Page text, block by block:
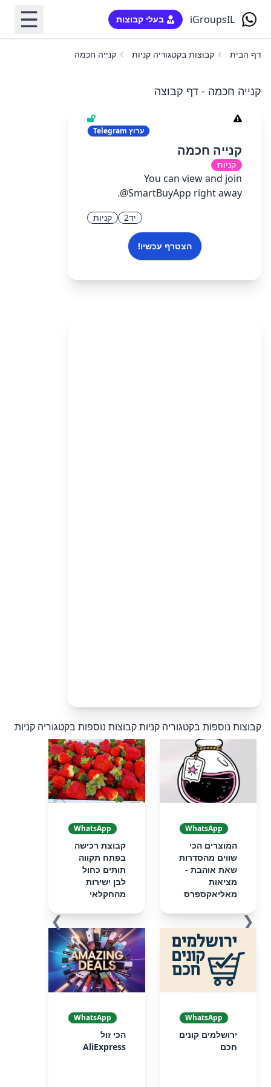
iGroupsIL בעלי קבוצות ☰
דף הבית קבוצות בקטגוריה קניות קנייה חכמה
קנייה חכמה - דף קבוצה
ערוץ
קנייה חכמה
קניות
You can view and join
@SmartBuyApp right away.
יד2 קניות
הצטרף עכשיו!
קבוצות נוספות בקטגוריה קניותקבוצות נוספות בקטגוריה קניות
❮
WhatsApp
המוצרים הכי
שווים מהסדרות
שאת אוהבת -
מציאות
מאליאקספרס
WhatsApp
קבוצת רכישה
בפתח תקווה
תותים כחול
לבן ישירות
מהחקלאי
WhatsApp
ירושלמים קונים
חכם
WhatsApp
הכי זול
AliExpress
❯